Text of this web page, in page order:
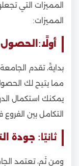
المميزات التي
المميزات:
بدايةً، تقدم
مما يتيح لك
يمكنك استكمال
التكامل بين
ثانيًا: جودة
ومن ثَم، تعتمد